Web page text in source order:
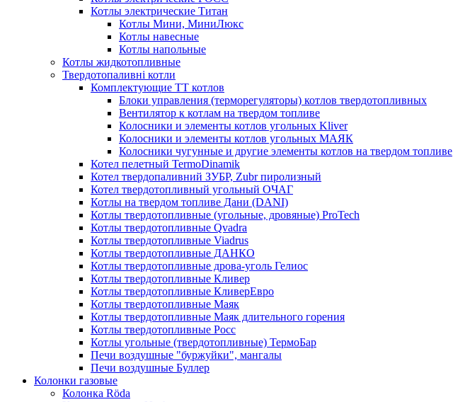
Котлы электрические Титан
Котлы Мини, МиниЛюкс
Котлы навесные
Котлы напольные
Котлы жидкотопливные
Твердотопаливні котли
Комплектующие ТТ котлов
Блоки управления (терморегуляторы) котлов твердотопливных
Вентилятор к котлам на твердом топливе
Колосники и элементы котлов угольных Kliver
Колосники и элементы котлов угольных МАЯК
Колосники чугунные и другие элементы котлов на твердом топливе
Котел пелетный TermoDinamik
Котел твердопаливний ЗУБР, Zubr пиролизный
Котел твердотопливный угольный ОЧАГ
Котлы на твердом топливе Дани (DANI)
Котлы твердотопливные (угольные, дровяные) ProTech
Котлы твердотопливные Qvadra
Котлы твердотопливные Viadrus
Котлы твердотопливные ДАНКО
Котлы твердотопливные дрова-уголь Гелиос
Котлы твердотопливные Кливер
Котлы твердотопливные КливерЕвро
Котлы твердотопливные Маяк
Котлы твердотопливные Маяк длительного горения
Котлы твердотопливные Росс
Котлы угольные (твердотопливные) ТермоБар
Печи воздушные "буржуйки", мангалы
Печи воздушные Буллер
Колонки газовые
Колонка Rӧda